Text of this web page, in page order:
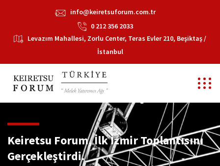
info@keiretsuforum.com.tr
0 212 356 2033
Levazım Mahallesi, Zorlu Center, Teras Evler 210, Beşiktaş /
İstanbul
Keiretsu Forum, İlk İzmir Toplantısını
Gerçekleştirdi.